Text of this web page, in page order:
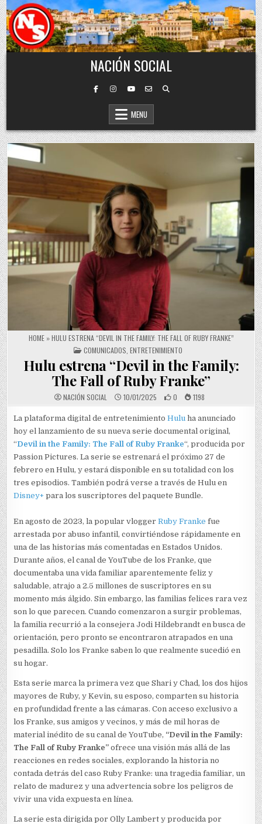
Skip to content
NACIÓN SOCIAL
MENU
HOME»HULU ESTRENA “DEVIL IN THE FAMILY: THE FALL OF RUBY FRANKE”
POSTED IN
COMUNICADOS ENTRETENIMIENTO
Hulu estrena “Devil in the Family:
The Fall of Ruby Franke”
NACIÓN SOCIAL 10/01/2025 0 1198
La plataforma digital de entretenimientoHulu ha anunciado
hoy el lanzamiento de su nueva serie documental original,
“Devil in the Family: The Fall of Ruby Franke“, producida por
Passion Pictures. La serie se estrenará el próximo 27 de
febrero en Hulu, y estará disponible en su totalidad con los
tres episodios. También podrá verse a través de Hulu en
Disney+ para los suscriptores del paquete Bundle.
En agosto de 2023, la popular vloggerRuby Franke fue
arrestada por abuso infantil, convirtiéndose rápidamente en
una de las historias más comentadas en Estados Unidos.
Durante años, el canal de YouTube de los Franke, que
documentaba una vida familiar aparentemente feliz y
saludable, atrajo a 2.5 millones de suscriptores en su
momento más álgido. Sin embargo, las familias felices rara vez
son lo que parecen. Cuando comenzaron a surgir problemas,
la familia recurrió a la consejera Jodi Hildebrandt en busca de
orientación, pero pronto se encontraron atrapados en una
pesadilla. Solo los Franke saben lo que realmente sucedió en
su hogar.
Esta serie marca la primera vez que Shari y Chad, los dos hijos
mayores de Ruby, y Kevin, su esposo, comparten su historia
en profundidad frente a las cámaras. Con acceso exclusivo a
los Franke, sus amigos y vecinos, y más de mil horas de
material inédito de su canal de YouTube, “Devil in the Family:
The Fall of Ruby Franke” ofrece una visión más allá de las
reacciones en redes sociales, explorando la historia no
contada detrás del caso Ruby Franke: una tragedia familiar, un
relato de madurez y una advertencia sobre los peligros de
vivir una vida expuesta en línea.
La serie esta dirigida por Olly Lambert y producida por